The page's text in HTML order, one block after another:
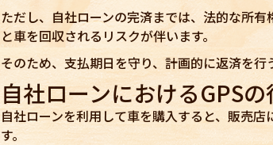
ただし、自社ローンの完済までは、法的な所
と車を回収されるリスクが伴います。
そのため、支払期日を守り、計画的に返済を行
自社ローンにおけるGPS
自社ローンを利用して車を購入すると、販売
す。